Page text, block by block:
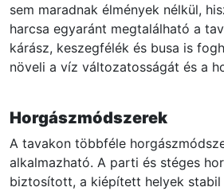
sem maradnak élmények nélkül,
harcsa egyaránt megtalálható a
kárász, keszegfélék és busa is
növeli a víz változatosságát és a
Horgászmódszerek
A tavakon többféle
alkalmazható. A parti és stéges
biztosított, a kiépített helyek stabil